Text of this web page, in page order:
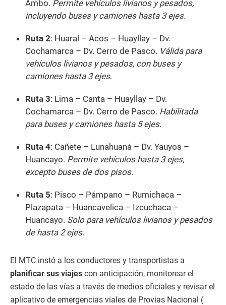
Ambo. Permite vehículos livianos y pesados,
incluyendo buses y camiones hasta 3 ejes.
Ruta 2: Huaral – Acos – Huayllay – Dv.
Cochamarca – Dv. Cerro de Pasco. Válida para
vehículos livianos y pesados, con buses y
camiones hasta 3 ejes.
Ruta 3: Lima – Canta – Huayllay – Dv.
Cochamarca – Dv. Cerro de Pasco. Habilitada
para buses y camiones hasta 5 ejes.
Ruta 4: Cañete – Lunahuaná – Dv. Yauyos –
Huancayo. Permite vehículos hasta 3 ejes,
excepto buses de dos pisos.
Ruta 5: Pisco – Pámpano – Rumichaca –
Plazapata – Huancavelica – Izcuchaca –
Huancayo. Solo para vehículos livianos y pesados
de hasta 2 ejes.
El MTC instó a los conductores y transportistas a
planificar sus viajes con anticipación, monitorear el
estado de las vías a través de medios oficiales y revisar el
aplicativo de emergencias viales de Provias Nacional (